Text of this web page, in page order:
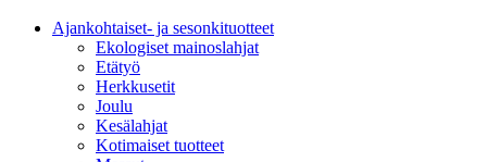
Ajankohtaiset- ja sesonkituotteet
Ekologiset mainoslahjat
Etätyö
Herkkusetit
Joulu
Kesälahjat
Kotimaiset tuotteet